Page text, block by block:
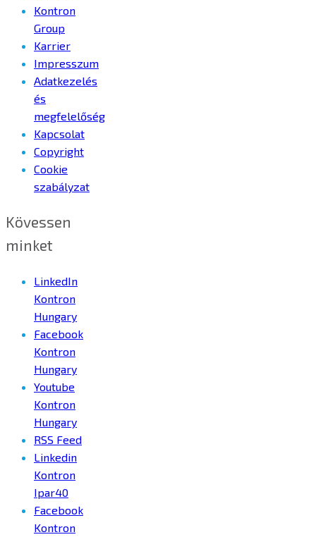
Kontron
Group
Karrier
Impresszum
Adatkezelés
és
megfelelőség
Kapcsolat
Copyright
Cookie
szabályzat
Kövessen
minket
LinkedIn
Kontron
Hungary
Facebook
Kontron
Hungary
Youtube
Kontron
Hungary
RSS Feed
Linkedin
Kontron
Ipar40
Facebook
Kontron